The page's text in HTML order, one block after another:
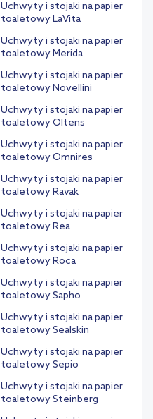
Uchwyty i stojaki na papier
toaletowy LaVita
Uchwyty i stojaki na papier
toaletowy Merida
Uchwyty i stojaki na papier
toaletowy Novellini
Uchwyty i stojaki na papier
toaletowy Oltens
Uchwyty i stojaki na papier
toaletowy Omnires
Uchwyty i stojaki na papier
toaletowy Ravak
Uchwyty i stojaki na papier
toaletowy Rea
Uchwyty i stojaki na papier
toaletowy Roca
Uchwyty i stojaki na papier
toaletowy Sapho
Uchwyty i stojaki na papier
toaletowy Sealskin
Uchwyty i stojaki na papier
toaletowy Sepio
Uchwyty i stojaki na papier
toaletowy Steinberg